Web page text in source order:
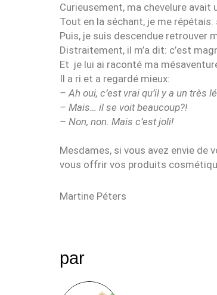
Curieusement, ma chevelure
Tout en la séchant, je me répétais:
Puis, je suis descendue retrouver
Distraitement, il m’a dit: c’est
Et je lui ai raconté ma
Il a ri et a regardé mieux:
– Ah oui, c’est vrai qu’il y a un très
– Mais… il se voit beaucoup?!
– Non, non. Mais c’est joli!
Mesdames, si vous avez envie
vous offrir vos produits
Martine Péters
par